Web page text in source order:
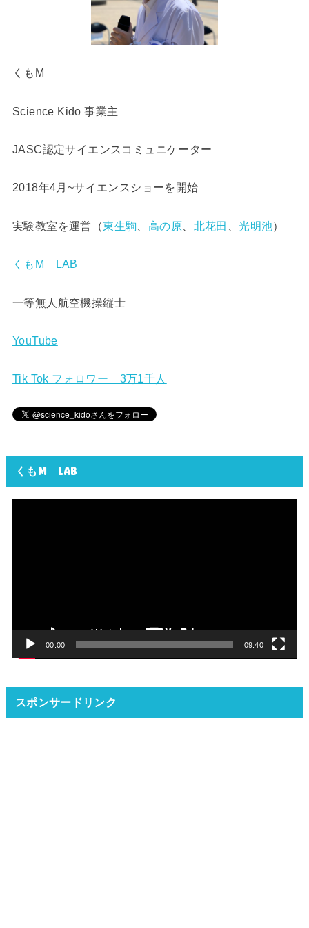
くもM
Science Kido 事業主
JASC認定サイエンスコミュニケーター
2018年4月~サイエンスショーを開始
実験教室を運営（東生駒 高の原 北花田 、光明池）
くもM LAB
一等無人航空機操縦士
YouTube
Tik Tok フォロワー 3万1千人
くもM LAB
00:00 09:40
スポンサードリンク